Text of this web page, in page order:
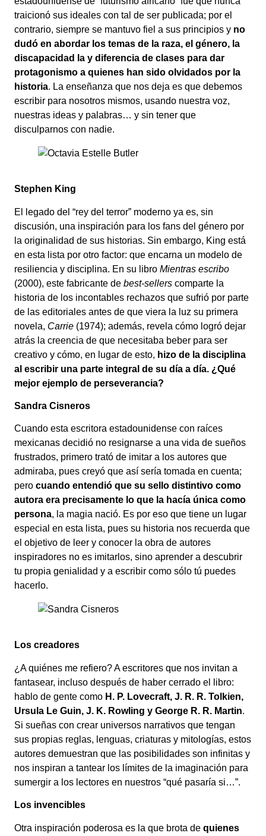
traicionó sus ideales con tal de ser publicada; por el
contrario, siempre se mantuvo fiel a sus principios y no
dudó en abordar los temas de la raza, el género, la
discapacidad la y diferencia de clases para dar
protagonismo a quienes han sido olvidados por la
historia. La enseñanza que nos deja es que debemos
escribir para nosotros mismos, usando nuestra voz,
nuestras ideas y palabras… y sin tener que
disculparnos con nadie.
Stephen King
El legado del “rey del terror” moderno ya es, sin
discusión, una inspiración para los fans del género por
la originalidad de sus historias. Sin embargo, King está
en esta lista por otro factor: que encarna un modelo de
resiliencia y disciplina. En su libro Mientras escribo
(2000), este fabricante de best-sellers comparte la
historia de los incontables rechazos que sufrió por parte
de las editoriales antes de que viera la luz su primera
novela, Carrie (1974); además, revela cómo logró dejar
atrás la creencia de que necesitaba beber para ser
creativo y cómo, en lugar de esto, hizo de la disciplina
al escribir una parte integral de su día a día. ¿Qué
mejor ejemplo de perseverancia?
Sandra Cisneros
Cuando esta escritora estadounidense con raíces
mexicanas decidió no resignarse a una vida de sueños
frustrados, primero trató de imitar a los autores que
admiraba, pues creyó que así sería tomada en cuenta;
pero cuando entendió que su sello distintivo como
autora era precisamente lo que la hacía única como
persona, la magia nació. Es por eso que tiene un lugar
especial en esta lista, pues su historia nos recuerda que
el objetivo de leer y conocer la obra de autores
inspiradores no es imitarlos, sino aprender a descubrir
tu propia genialidad y a escribir como sólo tú puedes
hacerlo.
Los creadores
¿A quiénes me refiero? A escritores que nos invitan a
fantasear, incluso después de haber cerrado el libro:
hablo de gente como H. P. Lovecraft, J. R. R. Tolkien,
Ursula Le Guin, J. K. Rowling y George R. R. Martin.
Si sueñas con crear universos narrativos que tengan
sus propias reglas, lenguas, criaturas y mitologías, estos
autores demuestran que las posibilidades son infinitas y
nos inspiran a tantear los límites de la imaginación para
sumergir a los lectores en nuestros “qué pasaría si…”.
Los invencibles
Otra inspiración poderosa es la que brota de quienes